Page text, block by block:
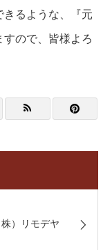
きるような、『元
ので、皆様よろ
）リモデヤ